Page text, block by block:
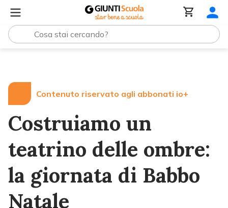
Contenuto riservato agli abbonati io+
Costruiamo un
teatrino delle ombre:
la giornata di Babbo
Natale